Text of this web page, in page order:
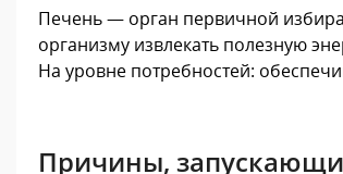
Печень — орган первичной
организму извлекать полезную
На уровне потребностей:
Причины,